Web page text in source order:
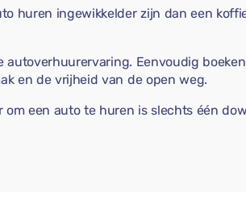
huren ingewikkelder zijn dan een
autoverhuurervaring. Eenvoudig
en de vrijheid van de open weg.
om een auto te huren is slechts één